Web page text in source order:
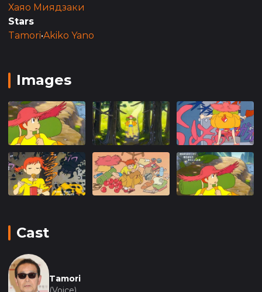
Хаяо Миядзаки
Stars
Tamori•Akiko Yano
Images
Cast
Tamori